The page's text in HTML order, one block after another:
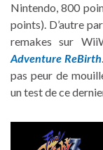
Nintendo, 800
points). D’autre
remakes sur
Adventure ReBirth
pas peur de
un test de ce